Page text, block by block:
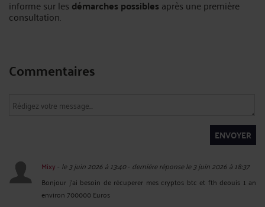
informe sur les démarches possibles après une première
consultation.
Commentaires
ENVOYER
Mixy- le 3 juin 2026 à 13:40- dernière réponse le 3 juin 2026 à 18:37
Bonjour j'ai besoin de récuperer mes cryptos btc et fth deouis 1 an
environ 700000 Euros